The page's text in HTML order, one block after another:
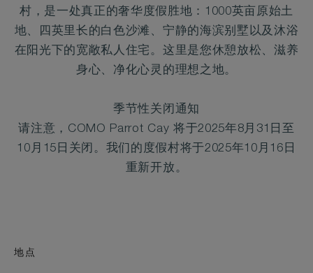
村，是一处真正的奢华度假胜地：1000英亩原始土
地、四英里长的白色沙滩、宁静的海滨别墅以及沐浴
在阳光下的宽敞私人住宅。这里是您休憩放松、滋养
身心、净化心灵的理想之地。
季节性关闭通知
请注意，COMO Parrot Cay 将于2025年8月31日至
10月15日关闭。我们的度假村将于2025年10月16日
重新开放。
地点